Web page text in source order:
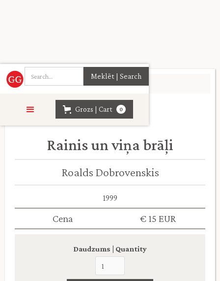
Grozs | Cart 0
Sākumlapa > Daiļliteratūra
Rainis un viņa brāļi
Roalds Dobrovenskis
1999
Cena € 15 EUR
Daudzums | Quantity